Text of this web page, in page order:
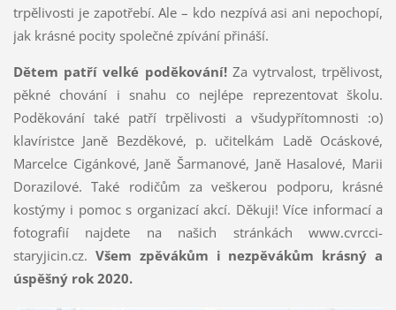
trpělivosti je zapotřebí. Ale – kdo nezpívá asi ani nepochopí,
jak krásné pocity společné zpívání přináší.
Dětem patří velké poděkování!Za vytrvalost, trpělivost,
pěkné chování i snahu co nejlépe reprezentovat školu.
Poděkování také patří trpělivosti a všudypřítomnosti :o)
klavíristce Janě Bezděkové, p. učitelkám Ladě Ocáskové,
Marcelce Cigánkové, Janě Šarmanové, Janě Hasalové, Marii
Dorazilové. Také rodičům za veškerou podporu, krásné
kostýmy i pomoc s organizací akcí. Děkuji! Více informací a
fotografií najdete na našich stránkách www.cvrcci-
staryjicin.cz. Všem zpěvákům i nezpěvákům krásný a
úspěšný rok 2020.